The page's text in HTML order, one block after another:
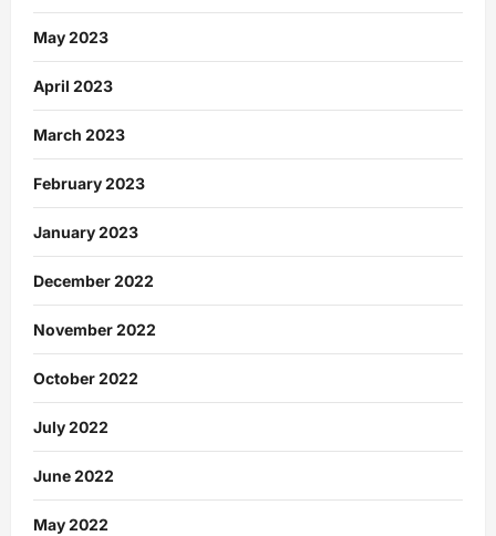
May 2023
April 2023
March 2023
February 2023
January 2023
December 2022
November 2022
October 2022
July 2022
June 2022
May 2022